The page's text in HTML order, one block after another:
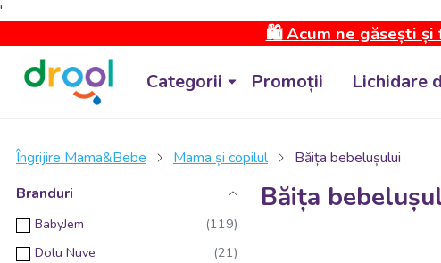
'
🛍️ Acum ne găsești și
Categorii Promoții Lichidare
Îngrijire Mama&Bebe Mama și copilul
Băița bebelușului
Branduri
BabyJem
Dolu Nuve
Băița